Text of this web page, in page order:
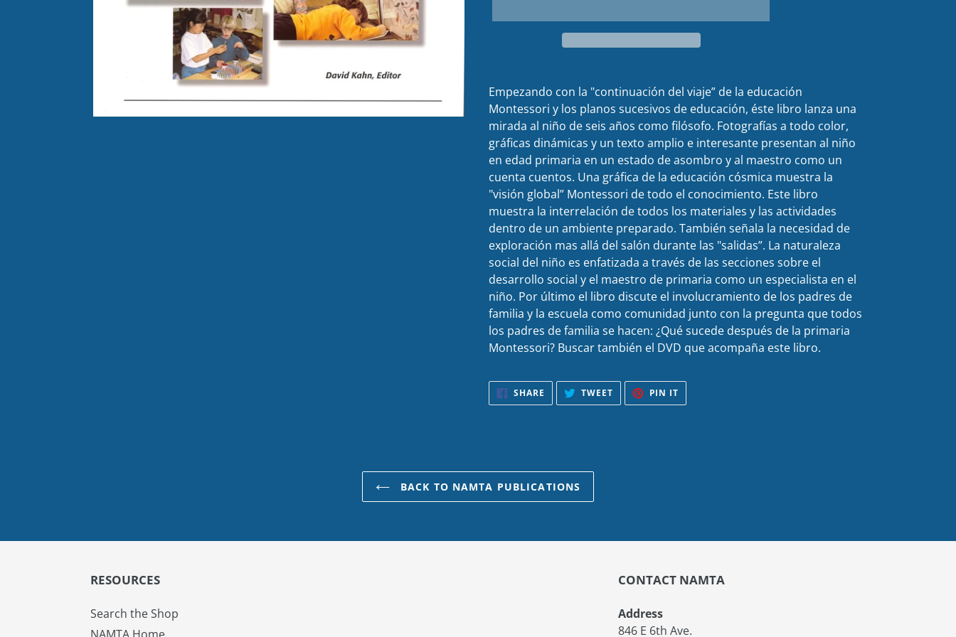
Empezando con la "continuación del viaje” de la educación
Montessori y los planos sucesivos de educación, éste libro lanza una
mirada al niño de seis años como filósofo. Fotografías a todo color,
gráficas dinámicas y un texto amplio e interesante presentan al niño
en edad primaria en un estado de asombro y al maestro como un
cuenta cuentos. Una gráfica de la educación cósmica muestra la
"visión global” Montessori de todo el conocimiento. Este libro
muestra la interrelación de todos los materiales y las actividades
dentro de un ambiente preparado. También señala la necesidad de
exploración mas allá del salón durante las "salidas”. La naturaleza
social del niño es enfatizada a través de las secciones sobre el
desarrollo social y el maestro de primaria como un especialista en el
niño. Por último el libro discute el involucramiento de los padres de
familia y la escuela como comunidad junto con la pregunta que todos
los padres de familia se hacen: ¿Qué sucede después de la primaria
Montessori? Buscar también el DVD que acompaña este libro.
SHARE SHARE
FACEBOOK
TWEETTWEET
TWITTER
PIN IT
PINTEREST
BACK TO NAMTA PUBLICATIONS
RESOURCES
Search the Shop
CONTACT NAMTA
Address
846 E 6th Ave.